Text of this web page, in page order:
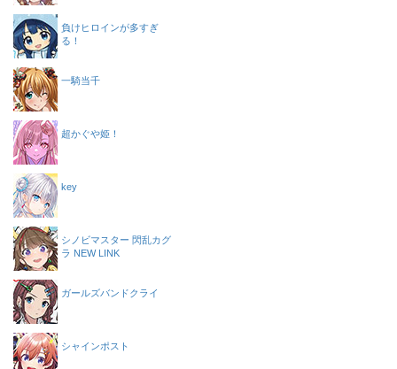
負けヒロインが多すぎ
る！
一騎当千
超かぐや姫！
key
シノビマスター 閃乱カグ
ラ NEW LINK
ガールズバンドクライ
シャインポスト